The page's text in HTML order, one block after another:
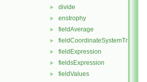
► divide
► enstrophy
► fieldAverage
► fieldCoordinateSystemTransform
► fieldExpression
► fieldsExpression
► fieldValues